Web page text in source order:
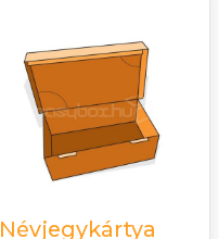
Névjegykártya